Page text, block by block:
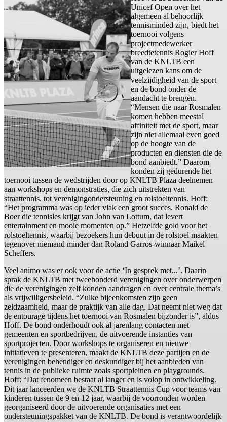
Unicef Open over het
algemeen al behoorlijk
tennisminded zijn, biedt het
toernooi volgens
projectmedewerker
breedtetennis Rogier Hoff
van de KNLTB een
uitgelezen kans om de
veelzijdigheid van de sport
en de bond onder de
aandacht te brengen.
“Mensen die naar Rosmalen
komen hebben meestal
affiniteit met de sport, maar
zijn niet allemaal even goed
op de hoogte van de
producten en diensten die de
bond aanbiedt.” Daarom
konden zij gedurende het
toernooi tussen de wedstrijden door op KNLTB Plaza deelnemen
aan workshops en demonstraties, die zich uitstrekten van
straattennis, tot verenigingondersteuning en rolstoeltennis. Hoff:
“Het programma was op ieder vlak een groot succes. Ronald de
Boer die tennisles krijgt van John van Lottum, dat levert
entertainment en mooie momenten op.” Hetzelfde gold voor het
rolstoeltennis, waarbij bezoekers hun debuut in de rolstoel maakten
tegenover niemand minder dan Roland Garros-winnaar Maikel
Scheffers.
Veel animo was er ook voor de actie ‘In gesprek met...’. Daarin
sprak de KNLTB met tweehonderd verenigingen over onderwerpen
die de verenigingen zelf konden aandragen en over centrale thema’s
als vrijwilligersbeleid. “Zulke bijeenkomsten zijn geen
zeldzaamheid, maar de praktijk van alle dag. Dat neemt niet weg dat
de entourage tijdens het toernooi van Rosmalen bijzonder is”, aldus
Hoff. De bond onderhoudt ook al jarenlang contacten met
gemeenten en sportbedrijven, de uitvoerende instanties van
sportprojecten. Door workshops te organiseren en nieuwe
initiatieven te presenteren, maakt de KNLTB deze partijen en de
verenigingen behendiger en deskundiger bij het aanbieden van
tennis in de publieke ruimte zoals sportpleinen en playgrounds.
Hoff: “Dat fenomeen bestaat al langer en is volop in ontwikkeling.
Dit jaar lanceerden we de KNLTB Straattennis Cup voor teams van
kinderen tussen de 9 en 12 jaar, waarbij de voorronden worden
georganiseerd door de uitvoerende organisaties met een
ondersteuningspakket van de KNLTB. De bond is verantwoordelijk